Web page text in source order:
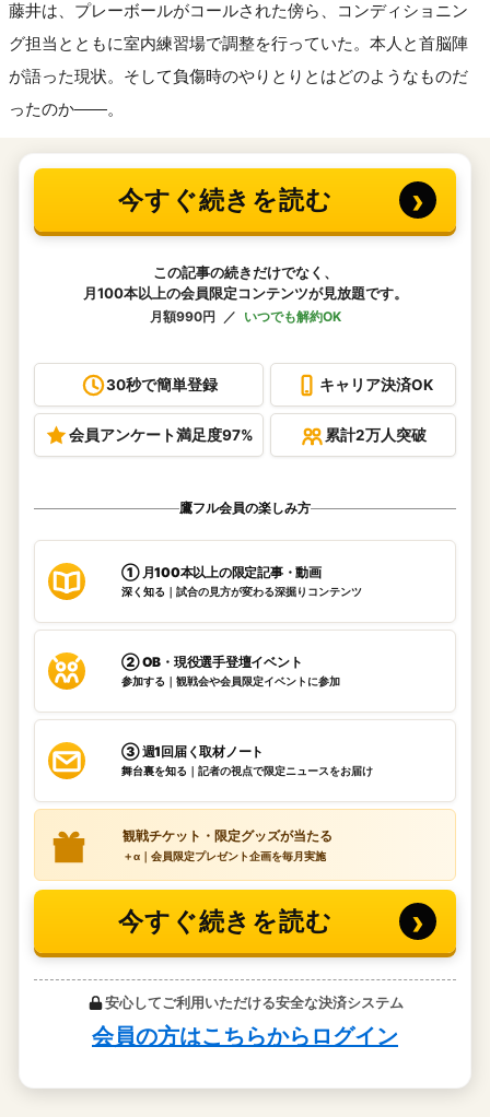
藤井は、プレーボールがコールされた傍ら、コンディショニン
グ担当とともに室内練習場で調整を行っていた。本人と首脳陣
が語った現状。そして負傷時のやりとりとはどのようなものだ
ったのか――。